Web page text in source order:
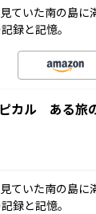
ていた南の島
録と記憶。
カル ある
ていた南の島
録と記憶。